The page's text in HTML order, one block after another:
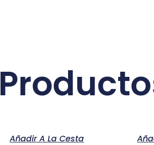
Añadir A La Cesta